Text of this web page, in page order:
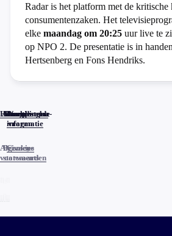
Radar is het platform met de
consumentenzaken. Het
elke maandag om 20:25 uur live te
op NPO 2. De presentatie is in
Hertsenberg en Fons Hendriks.
Home
Actueel
Uitzendingen
Reacties
Programma-
informatie
Veelgestelde
vragen
Algemene
voorwaarden
Privacy
statements
Cookies